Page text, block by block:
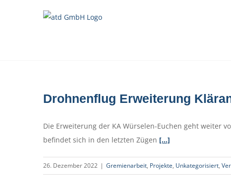
Drohnenflug Erweiterung
Die Erweiterung der KA Würselen-Euchen geht weiter
befindet sich in den letzten Zügen […]
26. Dezember 2022 | Gremienarbeit, Projekte, Unkategorisiert,